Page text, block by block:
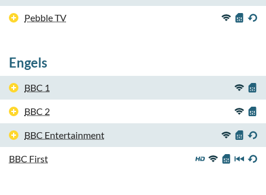
Pebble TV
Engels
BBC 1
BBC 2
BBC Entertainment
BBC First